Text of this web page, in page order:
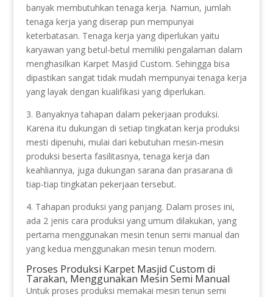
banyak membutuhkan tenaga kerja. Namun, jumlah
tenaga kerja yang diserap pun mempunyai
keterbatasan. Tenaga kerja yang diperlukan yaitu
karyawan yang betul-betul memiliki pengalaman dalam
menghasilkan Karpet Masjid Custom. Sehingga bisa
dipastikan sangat tidak mudah mempunyai tenaga kerja
yang layak dengan kualifikasi yang diperlukan.
3. Banyaknya tahapan dalam pekerjaan produksi.
Karena itu dukungan di setiap tingkatan kerja produksi
mesti dipenuhi, mulai dari kebutuhan mesin-mesin
produksi beserta fasilitasnya, tenaga kerja dan
keahliannya, juga dukungan sarana dan prasarana di
tiap-tiap tingkatan pekerjaan tersebut.
4. Tahapan produksi yang panjang. Dalam proses ini,
ada 2 jenis cara produksi yang umum dilakukan, yang
pertama menggunakan mesin tenun semi manual dan
yang kedua menggunakan mesin tenun modern.
Proses Produksi Karpet Masjid Custom di
Tarakan, Menggunakan Mesin Semi Manual
Untuk proses produksi memakai mesin tenun semi